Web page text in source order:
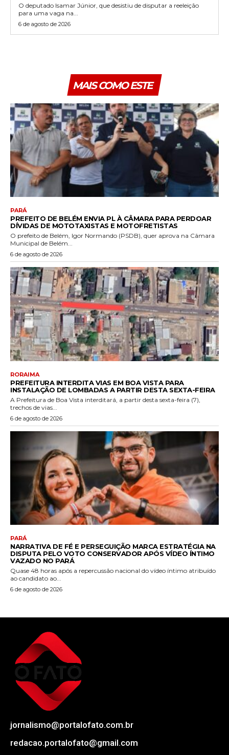
O deputado Isamar Júnior, que desistiu de disputar a reeleição
para uma vaga na...
6 de agosto de 2026
MAIS COMO ESTE
PARÁ
PREFEITO DE BELÉM ENVIA PL À CÂMARA PARA PERDOAR
DÍVIDAS DE MOTOTAXISTAS E MOTOFRETISTAS
O prefeito de Belém, Igor Normando (PSDB), quer aprova na Câmara
Municipal de Belém...
6 de agosto de 2026
RORAIMA
PREFEITURA INTERDITA VIAS EM BOA VISTA PARA
INSTALAÇÃO DE LOMBADAS A PARTIR DESTA SEXTA-FEIRA
A Prefeitura de Boa Vista interditará, a partir desta sexta-feira (7),
trechos de vias...
6 de agosto de 2026
PARÁ
NARRATIVA DE FÉ E PERSEGUIÇÃO MARCA ESTRATÉGIA NA
DISPUTA PELO VOTO CONSERVADOR APÓS VÍDEO ÍNTIMO
VAZADO NO PARÁ
Quase 48 horas após a repercussão nacional do vídeo íntimo atribuído
ao candidato ao...
6 de agosto de 2026
jornalismo@portalofato.com.br
redacao.portalofato@gmail.com